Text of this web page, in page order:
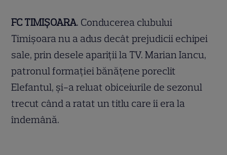
FC TIMIŞOARA. Conducerea clubului
Timişoara nu a adus decât prejudicii echipei
sale, prin desele apariţii la TV. Marian Iancu,
patronul formaţiei bănăţene poreclit
Elefantul, şi-a reluat obiceiurile de sezonul
trecut când a ratat un titlu care îi era la
îndemână.